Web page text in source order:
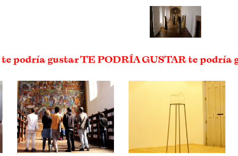
podría gustar TE PODRÍA GUSTAR te